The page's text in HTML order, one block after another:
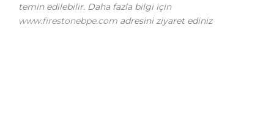
temin edilebilir. Daha fazla bilgi için
www.firestonebpe.com adresini ziyaret ediniz